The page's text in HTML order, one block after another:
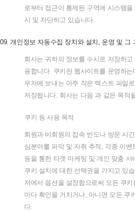
로부터 접근이 통제된 구역에 시스템을
시 및 차단하고 있습니다.
09. 개인정보 자동수집 장치와 설치 운영 및 그
회사는 귀하의 정보를 수시로 저장하고
용합니다. 쿠키란 웹사이트를 운영하는
우저에 보내는 아주 작은 텍스트 파일
저장됩니다 회사는 다음 과 같은 목적
쿠키 등 사용 목적
회원과 비회원의 접속 빈도나 방문 시간
심분야를 파악 및 자취 추적 각종 이벤
등을 통한 타겟 마케팅 및 개인 맞춤 서
쿠키 설치에 대한 선택권을 가지고 있
저에서 옵션을 설정함으로써 모든 쿠키
마다 확인을 거치거나, 아니면 모든 쿠
다.